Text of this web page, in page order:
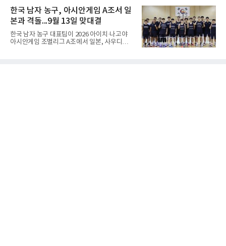
상선(先相先), 선이선(先二先) 등 여러 단계가
전에서 대전고를 상대로 주전 선수들의 고른 활
약을 앞세워 108-33으로 대승을 거뒀다.용산고
는 배대범이 22점, 김민기가 19점, 이승민이 13
점을 올리며 공격을 이끌었다. 경기 초반부터 주
도권을 잡은 용산고는 일찌감치 승기를 굳히며
대전고에 큰 점수 차 승리를 거뒀다.이로써 용산
한국 남자 농구, 아시안게임 A조서 일
본과 격돌...9월 13일 맞대결
한국 남자 농구 대표팀이 2026 아이치·나고야
아시안게임 조별리그 A조에서 일본, 사우디아라